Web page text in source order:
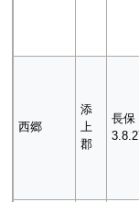
西郷
添
上
郡
長保